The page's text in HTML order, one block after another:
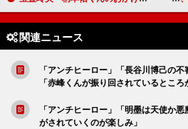
関連ニュース
「アンチヒーロー」「長谷川博己の不
「赤峰くんが振り回されているところ
「アンチヒーロー」「明墨は天使か
がされていくのが楽しみ」